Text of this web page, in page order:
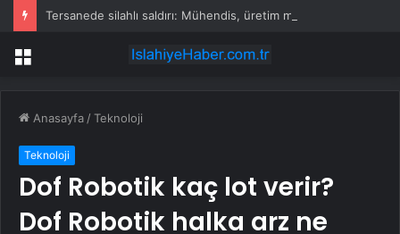
Menü
Anasayfa /Teknoloji
Teknoloji
Dof Robotik kaç lot verir?
Dof Robotik halka arz ne